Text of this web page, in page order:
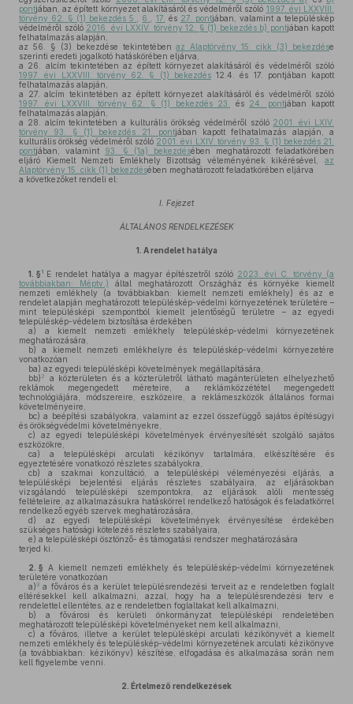
pontjában, az épített környezet alakításáról és védelméről szóló 1997. évi LXXVIII.
törvény 62. § (1) bekezdés 5.
6. 17. és 27. pontjában, valamint a településkép
védelméről szóló 2016. évi LXXIV. törvény 12. § (1) bekezdés b) pontjában kapott
felhatalmazás alapján,
az 56. § (3) bekezdése tekintetébenaz Alaptörvény 15. cikk (3) bekezdése
szerinti eredeti jogalkotó hatáskörében eljárva,
a 26. alcím tekintetében az épített környezet alakításáról és védelméről szóló
1997. évi LXXVIII. törvény 62. § (1) bekezdés12.4. és 17. pontjában kapott
felhatalmazás alapján,
a 27. alcím tekintetében az épített környezet alakításáról és védelméről szóló
1997. évi LXXVIII. törvény 62. § (1) bekezdés 23.
és 24. pontjában kapott
felhatalmazás alapján,
a 28. alcím tekintetében a kulturális örökség védelméről szóló 2001. évi LXIV.
törvény 93. § (1) bekezdés 21. pontjában kapott felhatalmazás alapján, a
kulturális örökség védelméről szóló 2001. évi LXIV. törvény 93. § (1) bekezdés 21.
pontjában, valamint 93. § (1a) bekezdésében meghatározott feladatkörében
eljáró Kiemelt Nemzeti Emlékhely Bizottság véleményének kikérésével, az
Alaptörvény 15. cikk (1) bekezdésében meghatározott feladatkörében eljárva
a következőket rendeli el:
I. Fejezet
ÁLTALÁNOS RENDELKEZÉSEK
1. A rendelet hatálya
1. § 1 E rendelet hatálya a magyar építészetről szóló 2023. évi C. törvény (a
továbbiakban: Méptv.) által meghatározott Országház és környéke kiemelt
nemzeti emlékhely (a továbbiakban: kiemelt nemzeti emlékhely) és az e
rendelet alapján meghatározott településkép-védelmi környezetének területére –
mint településképi szempontból kiemelt jelentőségű területre – az egyedi
településkép-védelem biztosítása érdekében
a) a kiemelt nemzeti emlékhely településkép-védelmi környezetének
meghatározására,
b) a kiemelt nemzeti emlékhelyre és településkép-védelmi környezetére
vonatkozóan
ba) az egyedi településképi követelmények megállapítására,
bb) 2
a közterületen és a közterületről látható magánterületen elhelyezhető
reklámok megengedett méreteire, a reklámközzététel megengedett
technológiájára, módszereire, eszközeire, a reklámeszközök általános formai
követelményeire,
bc) a beépítési szabályokra, valamint az ezzel összefüggő sajátos építésügyi
és örökségvédelmi követelményekre,
c) az egyedi településképi követelmények érvényesítését szolgáló sajátos
eszközökre,
ca) a településképi arculati kézikönyv tartalmára, elkészítésére és
egyeztetésére vonatkozó részletes szabályokra,
cb) a szakmai konzultáció, a településképi véleményezési eljárás, a
településképi bejelentési eljárás részletes szabályaira, az eljárásokban
vizsgálandó településképi szempontokra, az eljárások alóli mentesség
feltételeire, az alkalmazásukra hatáskörrel rendelkező hatóságok és feladatkörrel
rendelkező egyéb szervek meghatározására,
d) az egyedi településképi követelmények érvényesítése érdekében
szükséges hatósági kötelezés részletes szabályaira,
e) a településképi ösztönző- és támogatási rendszer meghatározására
terjed ki.
2. § A kiemelt nemzeti emlékhely és településkép-védelmi környezetének
területére vonatkozóan
a) 3 a főváros és a kerület településrendezési terveit az e rendeletben foglalt
eltérésekkel kell alkalmazni, azzal, hogy ha a településrendezési terv e
rendelettel ellentétes, az e rendeletben foglaltakat kell alkalmazni,
b) a fővárosi és kerületi önkormányzat településképi rendeletében
meghatározott településképi követelményeket nem kell alkalmazni,
c) a főváros, illetve a kerület településképi arculati kézikönyvét a kiemelt
nemzeti emlékhely és településkép-védelmi környezetének arculati kézikönyve
(a továbbiakban: kézikönyv) készítése, elfogadása és alkalmazása során nem
kell figyelembe venni.
2. Értelmező rendelkezések